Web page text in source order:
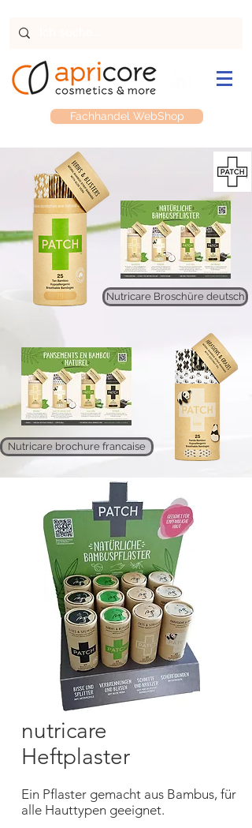
Fachhandel WebShop
Nutricare Broschüre deutsch
Nutricare brochure francaise
nutricare
Heftplaster
Ein Pflaster gemacht aus Bambus, für
alle Hauttypen geeignet.